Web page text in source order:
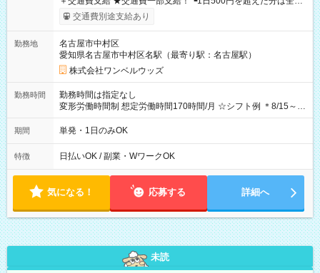
支給！ ※往復500円以内の方は自己負担となります ★日払い
OK！（規定あり） ┗働いたその日に現金GET♪ お仕事後はコン
期間なし
交通費別途支給あり
勤務地
名古屋市中村区
愛知県名古屋市中村区名駅（最寄り駅：名古屋駅）
株式会社ワンベルウッズ
勤務時間
勤務時間は指定なし
変形労働時間制 想定労働時間170時間/月 ☆シフト例 ＊8/15～
10/26 全日共通 08：00～12：00 17：00～21：00 ＊8/31
～9/19のみ下記シフトもあります！ 12：00～16：00 ＊9/6～
00
期間 単発・1日のみOK
特徴 日払いOK / 副業・WワークOK
気になる！ 応募する 詳細へ
未読